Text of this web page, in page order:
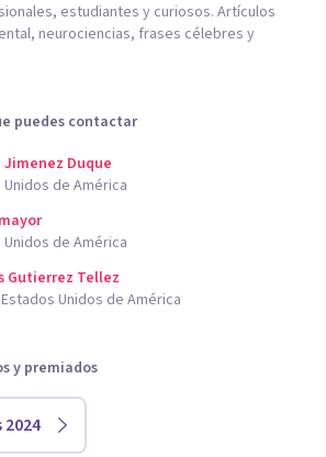
estudiantes y curiosos. Artículos
neurociencias, frases célebres y
puedes contactar
Duque
de América
de América
Gutierrez Tellez
Unidos de América
y premiados
2024